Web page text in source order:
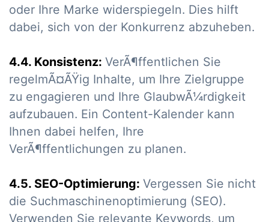
oder Ihre Marke widerspiegeln. Dies hilft
dabei, sich von der Konkurrenz abzuheben.
4.4. Konsistenz: VerÃ¶ffentlichen Sie
regelmÃ¤ÃŸig Inhalte, um Ihre Zielgruppe
zu engagieren und Ihre GlaubwÃ¼rdigkeit
aufzubauen. Ein Content-Kalender kann
Ihnen dabei helfen, Ihre
VerÃ¶ffentlichungen zu planen.
4.5. SEO-Optimierung: Vergessen Sie nicht
die Suchmaschinenoptimierung (SEO).
Verwenden Sie relevante Keywords, um